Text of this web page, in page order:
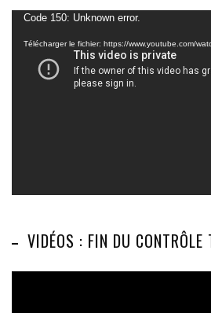
Lecteur
vidéo
Code 150: Unknown error.
Télécharger le fichier: https://www.youtube.com/
VIDÉOS : FIN DU CONTRÔLE